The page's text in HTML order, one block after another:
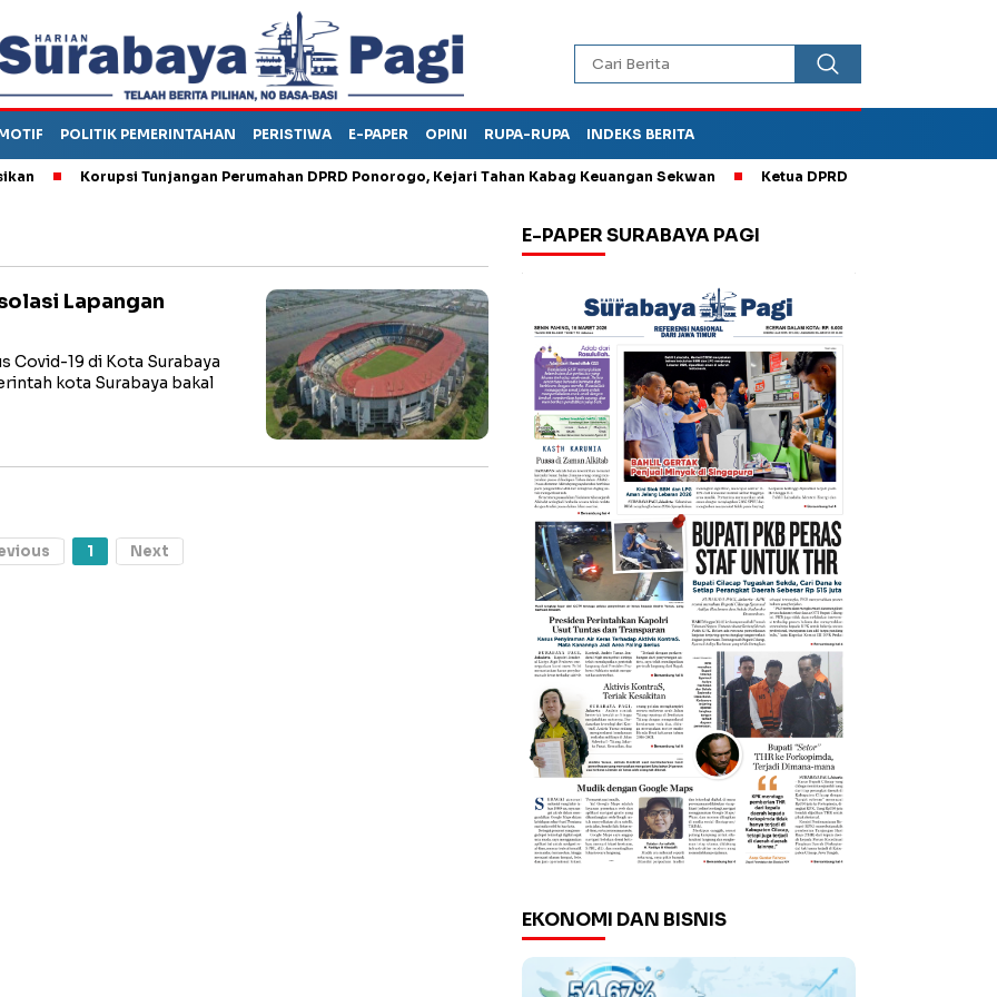
POLITIK PEMERINTAHAN PERISTIWA E-PAPER OPINI RUPA-RUPA INDEKS BERITA
Korupsi Tunjangan Perumahan DPRD Ponorogo, Kejari Tahan Kabag Keuangan Sekwan Ketua DPRD Kota Madiun Sebut TPA
Lapangan
Covid-19 di Kota Surabaya
kota Surabaya bakal
1 Next
E-PAPER SURABAYA PAGI
EKONOMI DAN BISNIS